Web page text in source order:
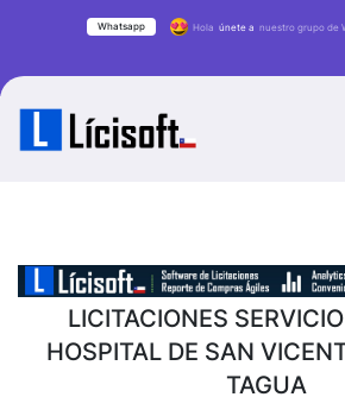
Whatsapp Hola únete a nuestro grupo de
LICITACIONES
HOSPITAL DE SAN
TAGUA